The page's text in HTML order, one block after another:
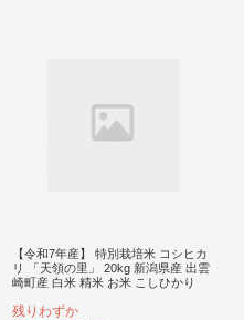
【令和7年産】 特別栽培米 コシヒカ
リ 「天領の里」 20kg 新潟県産 出雲
崎町産 白米 精米 お米 こしひかり
残りわずか